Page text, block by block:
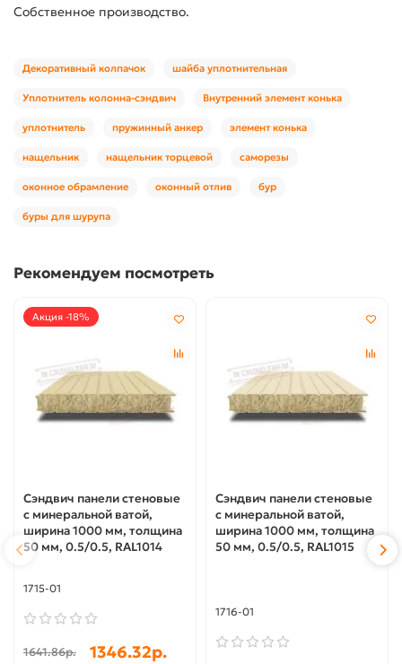
Собственное производство.
Декоративный колпачок шайба уплотнительная
Уплотнитель колонна-сэндвич Внутренний элемент конька
уплотнитель пружинный анкер элемент конька
нащельник нащельник торцевой саморезы
оконное обрамление оконный отлив бур
буры для шурупа
Рекомендуем посмотреть
Акция -18%
Сэндвич панели стеновые
с минеральной ватой,
ширина 1000 мм, толщина
50 мм, 0.5/0.5, RAL1014
1715-01
1641.86р. 1346.32р.
Сэндвич панели стеновые
с минеральной ватой,
ширина 1000 мм, толщина
50 мм, 0.5/0.5, RAL1015
1716-01